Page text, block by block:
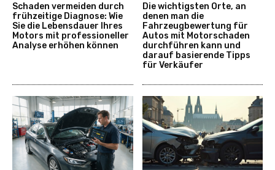
Schaden vermeiden durch
frühzeitige Diagnose: Wie
Sie die Lebensdauer Ihres
Motors mit professioneller
Analyse erhöhen können
Die wichtigsten Orte, an
denen man die
Fahrzeugbewertung für
Autos mit Motorschaden
durchführen kann und
darauf basierende Tipps
für Verkäufer